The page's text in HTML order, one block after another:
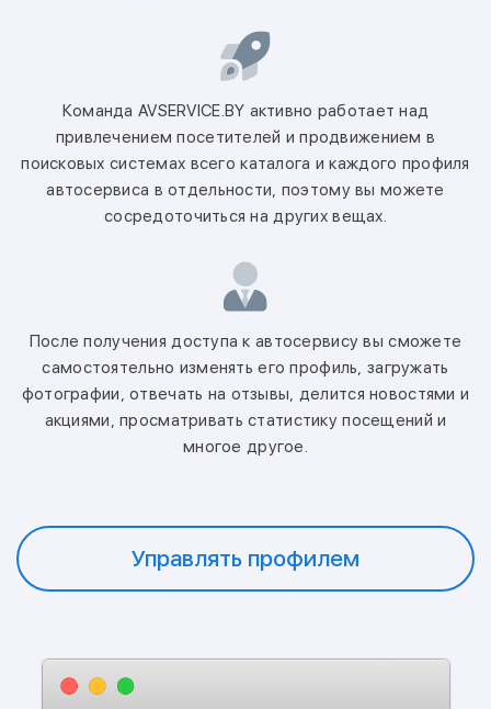
Команда AVSERVICE.BY активно работает над
привлечением посетителей и продвижением в
поисковых системах всего каталога и каждого профиля
автосервиса в отдельности, поэтому вы можете
сосредоточиться на других вещах.
После получения доступа к автосервису вы сможете
самостоятельно изменять его профиль, загружать
фотографии, отвечать на отзывы, делится новостями и
акциями, просматривать статистику посещений и
многое другое.
Управлять профилем